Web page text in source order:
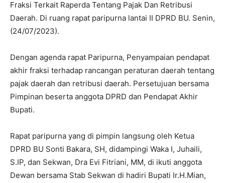
Fraksi Terkait Raperda Tentang Pajak Dan Retribusi
Daerah. Di ruang rapat paripurna lantai II DPRD BU. Senin,
(24/07/2023).
Dengan agenda rapat Paripurna, Penyampaian pendapat
akhir fraksi terhadap rancangan peraturan daerah tentang
pajak daerah dan retribusi daerah. Persetujuan bersama
Pimpinan beserta anggota DPRD dan Pendapat Akhir
Bupati.
Rapat paripurna yang di pimpin langsung oleh Ketua
DPRD BU Sonti Bakara, SH, didampingi Waka I, Juhaili,
S.IP, dan Sekwan, Dra Evi Fitriani, MM, di ikuti anggota
Dewan bersama Stab Sekwan di hadiri Bupati Ir.H.Mian,